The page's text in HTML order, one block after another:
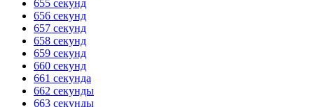
655 секунд
656 секунд
657 секунд
658 секунд
659 секунд
660 секунд
661 секунда
662 секунды
663 секунды